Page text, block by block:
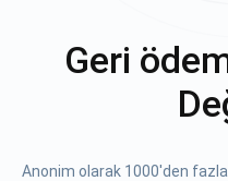
Geri
Anonim olarak 1000'den